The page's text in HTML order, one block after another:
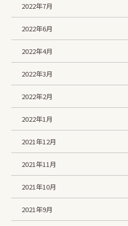
2022年7月
2022年6月
2022年4月
2022年3月
2022年2月
2022年1月
2021年12月
2021年11月
2021年10月
2021年9月